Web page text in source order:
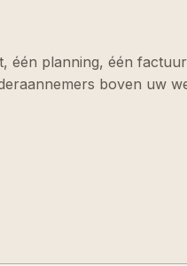
één planning, één
boven uw